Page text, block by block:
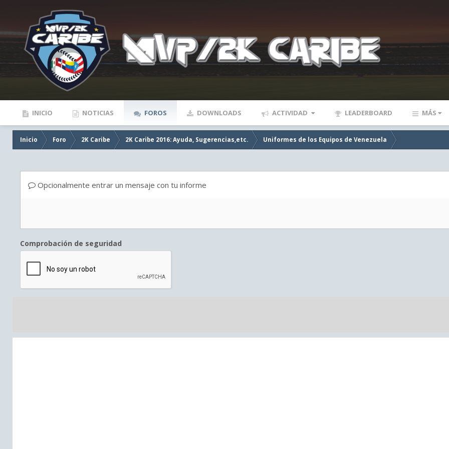
INICIO NOTICIAS FOROS DOWNLOADS ACTIVIDAD LEADERBOARD MÁS
Inicio Foro 2K Caribe 2K Caribe 2016: Ayuda, Sugerencias,etc. Uniformes de los Equipos de Venezuela
Opcionalmente entrar un mensaje con tu informe
Comprobación de seguridad